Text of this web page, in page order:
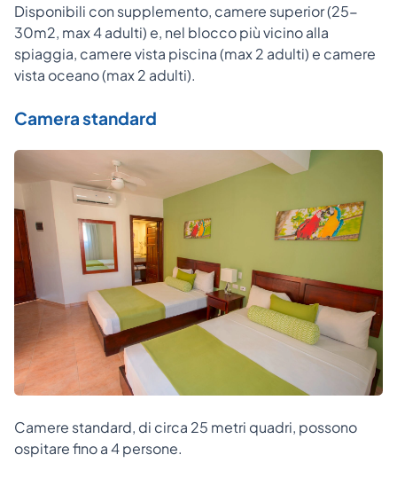
Disponibili con supplemento, camere superior (25-
30m2, max 4 adulti) e, nel blocco più vicino alla
spiaggia, camere vista piscina (max 2 adulti) e camere
vista oceano (max 2 adulti).
Camera standard
Camere standard, di circa 25 metri quadri, possono
ospitare fino a 4 persone.